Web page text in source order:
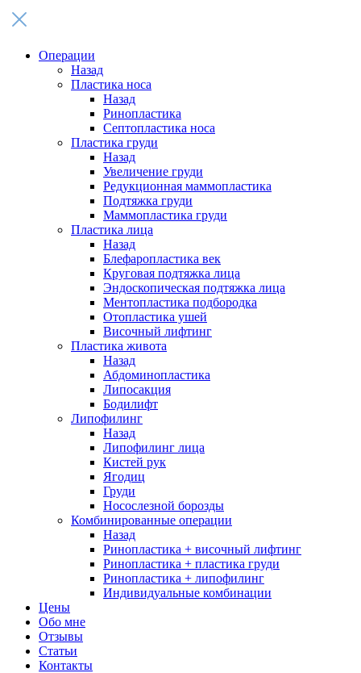
Операции
Назад
Пластика носа
Назад
Ринопластика
Септопластика носа
Пластика груди
Назад
Увеличение груди
Редукционная маммопластика
Подтяжка груди
Маммопластика груди
Пластика лица
Назад
Блефаропластика век
Круговая подтяжка лица
Эндоскопическая подтяжка лица
Ментопластика подбородка
Отопластика ушей
Височный лифтинг
Пластика живота
Назад
Абдоминопластика
Липосакция
Бодилифт
Липофилинг
Назад
Липофилинг лица
Кистей рук
Ягодиц
Груди
Носослезной борозды
Комбинированные операции
Назад
Ринопластика + височный лифтинг
Ринопластика + пластика груди
Ринопластика + липофилинг
Индивидуальные комбинации
Цены
Обо мне
Отзывы
Статьи
Контакты